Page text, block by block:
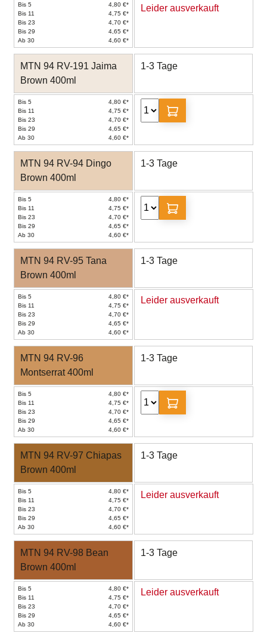
Bis 5
4,80 €*
Bis 11
4,75 €*
Bis 23
4,70 €*
Bis 29
4,65 €*
Ab 30
4,60 €*
Leider ausverkauft
MTN 94 RV-191 Jaima
Brown 400ml
1-3 Tage
Bis 5
4,80 €*
Bis 11
4,75 €*
Bis 23
4,70 €*
Bis 29
4,65 €*
Ab 30
4,60 €*
MTN 94 RV-94 Dingo
Brown 400ml
1-3 Tage
Bis 5
4,80 €*
Bis 11
4,75 €*
Bis 23
4,70 €*
Bis 29
4,65 €*
Ab 30
4,60 €*
MTN 94 RV-95 Tana
Brown 400ml
1-3 Tage
Bis 5
4,80 €*
Bis 11
4,75 €*
Bis 23
4,70 €*
Bis 29
4,65 €*
Ab 30
4,60 €*
Leider ausverkauft
MTN 94 RV-96
Montserrat 400ml
1-3 Tage
Bis 5
4,80 €*
Bis 11
4,75 €*
Bis 23
4,70 €*
Bis 29
4,65 €*
Ab 30
4,60 €*
MTN 94 RV-97 Chiapas
Brown 400ml
1-3 Tage
Bis 5
4,80 €*
Bis 11
4,75 €*
Bis 23
4,70 €*
Bis 29
4,65 €*
Ab 30
4,60 €*
Leider ausverkauft
MTN 94 RV-98 Bean
Brown 400ml
1-3 Tage
Bis 5
4,80 €*
Bis 11
4,75 €*
Bis 23
4,70 €*
Bis 29
4,65 €*
Ab 30
4,60 €*
Leider ausverkauft